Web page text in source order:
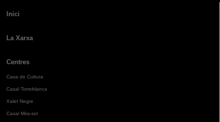
Inici
La Xarxa
Centres
Casa de Cultura
Casal Torreblanca
Xalet Negre
Casal Mira-sol